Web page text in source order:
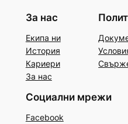
За нас
Екипа ни
История
Кариери
За нас
Социални мрежи
Facebook